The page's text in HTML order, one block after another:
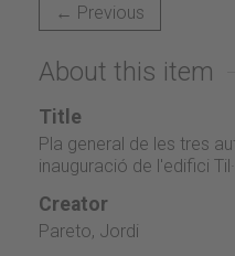
← Previous
About this item
Title
Pla general de les tres
inauguració de l'edifici
Creator
Pareto, Jordi